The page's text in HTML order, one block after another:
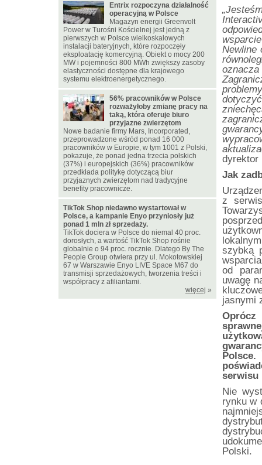
Newline
dyrektor
Jak
z
szybką
od
uwagę
jasnymi
Oprócz
serwisu
Nie
rynku w
Polski.
Entrix rozpoczyna działalność
operacyjną w Polsce
Magazyn energii Greenvolt
Power w Turośni Kościelnej jest jedną z
pierwszych w Polsce wielkoskalowych
instalacji bateryjnych, które rozpoczęły
eksploatację komercyjną. Obiekt o mocy 200
MW i pojemności 800 MWh zwiększy zasoby
elastyczności dostępne dla krajowego
systemu elektroenergetycznego.
56% pracowników w Polsce
rozważyłoby zmianę pracy na
taką, która oferuje biuro
przyjazne zwierzętom
Nowe badanie firmy Mars, Incorporated,
przeprowadzone wśród ponad 16 000
pracowników w Europie, w tym 1001 z Polski,
pokazuje, że ponad jedna trzecia polskich
(37%) i europejskich (36%) pracowników
przedkłada politykę dotyczącą biur
przyjaznych zwierzętom nad tradycyjne
benefity pracownicze.
TikTok Shop niedawno wystartował w
Polsce, a kampanie Enyo przyniosły już
ponad 1 mln zł sprzedaży.
TikTok dociera w Polsce do niemal 40 proc.
dorosłych, a wartość TikTok Shop rośnie
globalnie o 94 proc. rocznie. Dlatego By The
People Group otwiera przy ul. Mokotowskiej
67 w Warszawie Enyo LIVE Space M67 do
transmisji sprzedażowych, tworzenia treści i
współpracy z afiliantami.
więcej »